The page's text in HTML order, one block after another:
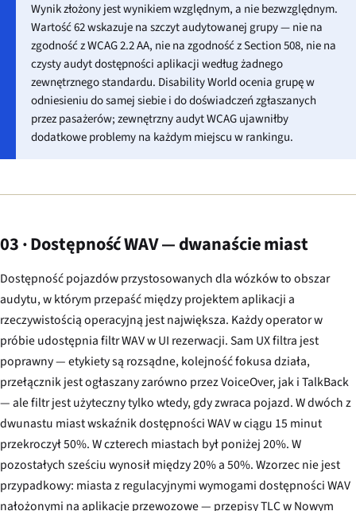
Wynik złożony jest wynikiem względnym, a nie bezwzględnym.
Wartość 62 wskazuje na szczyt audytowanej grupy — nie na
zgodność z WCAG 2.2 AA, nie na zgodność z Section 508, nie na
czysty audyt dostępności aplikacji według żadnego
zewnętrznego standardu. Disability World ocenia grupę w
odniesieniu do samej siebie i do doświadczeń zgłaszanych
przez pasażerów; zewnętrzny audyt WCAG ujawniłby
dodatkowe problemy na każdym miejscu w rankingu.
03 · Dostępność WAV — dwanaście miast
Dostępność pojazdów przystosowanych dla wózków to obszar
audytu, w którym przepaść między projektem aplikacji a
rzeczywistością operacyjną jest największa. Każdy operator w
próbie udostępnia filtr WAV w UI rezerwacji. Sam UX filtra jest
poprawny — etykiety są rozsądne, kolejność fokusa działa,
przełącznik jest ogłaszany zarówno przez VoiceOver, jak i TalkBack
— ale filtr jest użyteczny tylko wtedy, gdy zwraca pojazd. W dwóch z
dwunastu miast wskaźnik dostępności WAV w ciągu 15 minut
przekroczył 50%. W czterech miastach był poniżej 20%. W
pozostałych sześciu wynosił między 20% a 50%. Wzorzec nie jest
przypadkowy: miasta z regulacyjnymi wymogami dostępności WAV
nałożonymi na aplikacje przewozowe — przepisy TLC w Nowym